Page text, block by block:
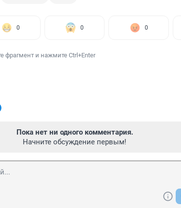
0 0 0
фрагмент и нажмите Ctrl+Enter
Пока нет ни одного комментария.
Начните обсуждение первым!